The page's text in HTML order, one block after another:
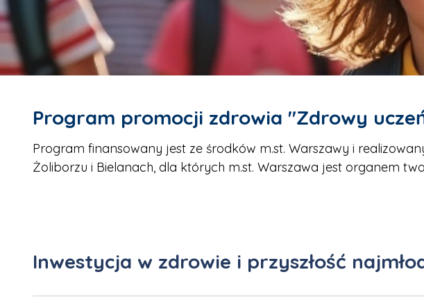
Program promocji zdrowia "Zdrowy
Program finansowany jest ze środków m.st. Warszawy i
Żoliborzu i Bielanach, dla których m.st. Warszawa jest organem
Inwestycja w zdrowie i przyszłość